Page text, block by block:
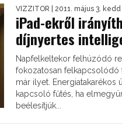
VIZZITOR | 2011. május 3. kedd
iPad-ekről
díjnyertes
Napfelkeltekor felhúzódó
fokozatosan felkapcsolódó
már ilyet. Energiatakarékos
kapcsoló fűtés, ha
beélesítjük...